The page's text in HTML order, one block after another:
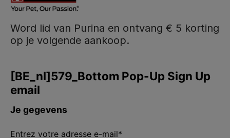
Word lid van Purina en ontvang € 5 korting
op je volgende aankoop.